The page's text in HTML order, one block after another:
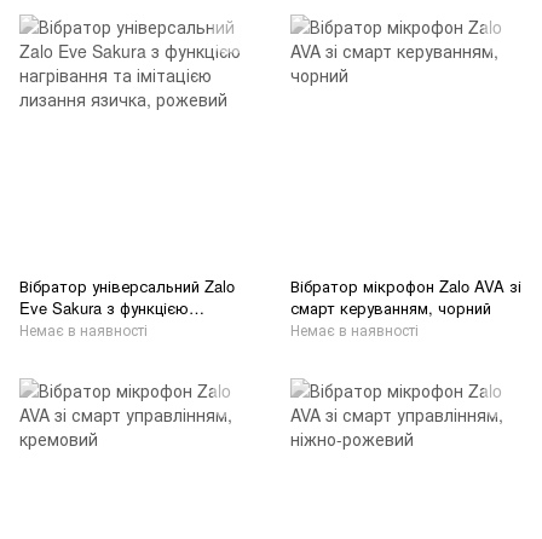
Вібратор універсальний Zalo
Eve Sakura з функцією
нагрівання та імітацією
Немає в наявності
Вібратор мікрофон Zalo AVA зі
смарт керуванням, чорний
Немає в наявності